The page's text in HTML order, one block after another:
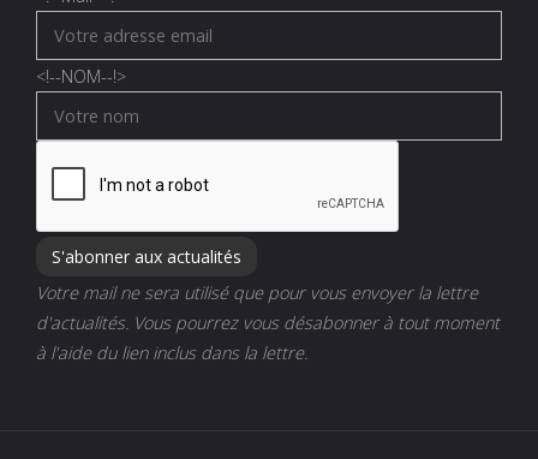
<!--NOM--!>
Votre mail ne sera utilisé que pour vous envoyer la lettre
d'actualités. Vous pourrez vous désabonner à tout moment
à l'aide du lien inclus dans la lettre.